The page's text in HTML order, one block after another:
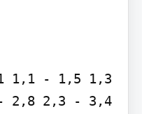
1,1 - 1,5 1,3
2,8 2,3 - 3,4